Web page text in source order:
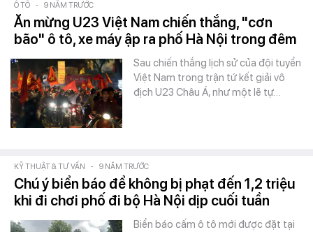
Ô TÔ - 9 NĂM TRƯỚC
Ăn mừng U23 Việt Nam chiến thắng, "cơn
bão" ô tô, xe máy ập ra phố Hà Nội trong đêm
Sau chiến thắng lịch sử của đội tuyển
Việt Nam trong trận tứ kết giải vô
địch U23 Châu Á, như một lẽ tự…
KỸ THUẬT & TƯ VẤN - 9 NĂM TRƯỚC
Chú ý biển báo để không bị phạt đến 1,2 triệu
khi đi chơi phố đi bộ Hà Nội dịp cuối tuần
Biển báo cấm ô tô mới được đặt tại